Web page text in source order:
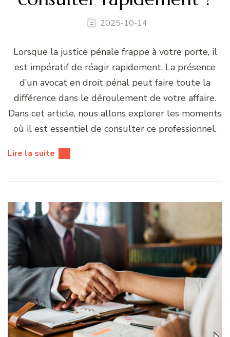
2025-10-14
Lorsque la justice pénale frappe à votre porte, il
est impératif de réagir rapidement. La présence
d’un avocat en droit pénal peut faire toute la
différence dans le déroulement de votre affaire.
Dans cet article, nous allons explorer les moments
où il est essentiel de consulter ce professionnel.
Lire la suite